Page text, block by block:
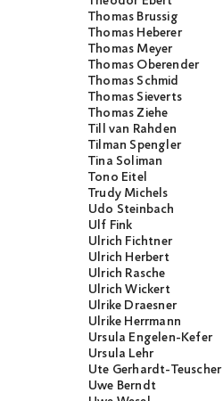
Thomas Brussig
Thomas Heberer
Thomas Meyer
Thomas Oberender
Thomas Schmid
Thomas Sieverts
Thomas Ziehe
Till van Rahden
Tilman Spengler
Tina Soliman
Tono Eitel
Trudy Michels
Udo Steinbach
Ulf Fink
Ulrich Fichtner
Ulrich Herbert
Ulrich Rasche
Ulrich Wickert
Ulrike Draesner
Ulrike Herrmann
Ursula Engelen-Kefer
Ursula Lehr
Ute Gerhardt-Teuscher
Uwe Berndt